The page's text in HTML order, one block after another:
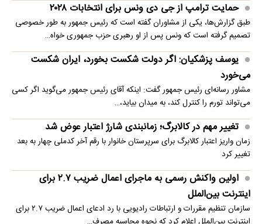
حمایت ترامپ از جی دی ونس برای انتخابات ۲۰۲۸
طبق گزارش‌ها، یکی از مشاوران گفته است که رئیس جمهور به طور خصوصی
تصمیم گرفته است که ونس پس از او رهبری حزب جمهوری خواه…
یوسف پزشکیان: اگر دولت شکست بخورد، ایران شکست
می‌خورد
مشاور رسانه‌ای رئیس جمهور گفت: اینکه آقای رئیس جمهور می‌گوید اگر کسی
می‌تواند تورم را کنترل کند، به میدان بیاید،…
تغییر مهم در کالابرگ؛ زمانبندی‌ شارژ اعتبار عوض شد
زمان واریز اعتبار کالابرگ برای سرپرستان خانوار با رقم آخر کدملی چهار به بعد
تغییر کرد
اولین واکنش رسمی به ماجرای اعمال ضریب ۲.۷ برای
اینترنت بین‌الملل
سازمان تنظیم مقررات و ارتباطات رادیویی با رد ادعای اعمال ضریب ۲.۷ برای